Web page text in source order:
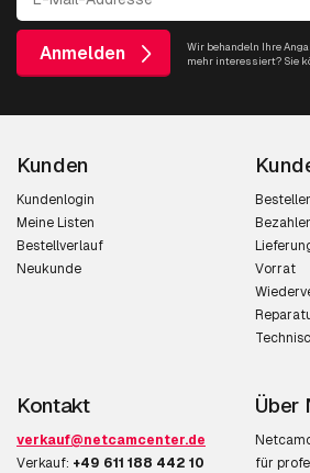
Anmelden
Wir behandeln Ihre
mehr interessiert? Sie
Kunden
Kundenlogin
Meine Listen
Bestellverlauf
Neukunde
Vorrat
Kontakt
verkauf@netcamcenter.de
Verkauf: +49 611 188 442 10
Über
für